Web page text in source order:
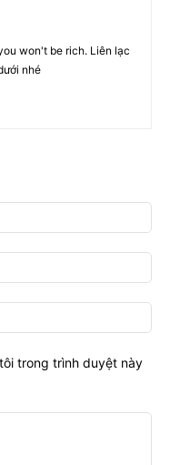
won't be rich. Liên lạc
nhé
trong trình duyệt này